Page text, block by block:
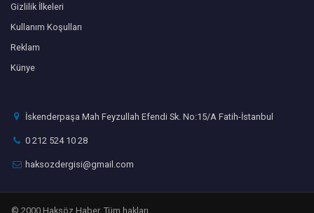
Gizlilik İlkeleri
Kullanım Koşulları
Reklam
Künye
İskenderpaşa Mah Feyzullah Efendi Sk. No:15/A Fatih-İstanbul
0 212 524 10 28
haksozdergisi@gmail.com
© 2000 Haksöz Haber. Tüm hakları